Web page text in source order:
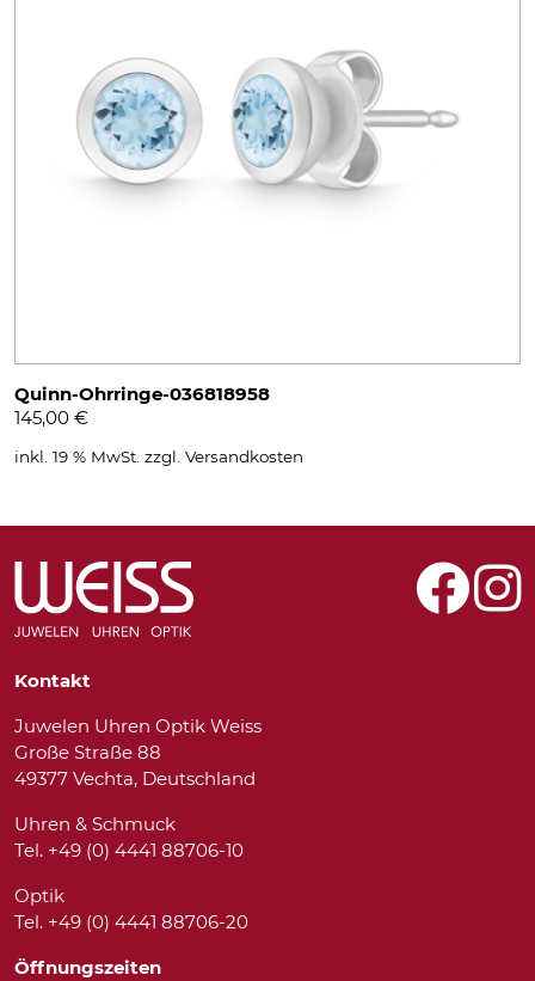
Quinn-Ohrringe-036818958
145,00 €
inkl. 19 % MwSt. zzgl. Versandkosten
Kontakt
Juwelen Uhren Optik Weiss
Große Straße 88
49377 Vechta, Deutschland
Uhren & Schmuck
Tel. +49 (0) 4441 88706-10
Optik
Tel. +49 (0) 4441 88706-20
Öffnungszeiten